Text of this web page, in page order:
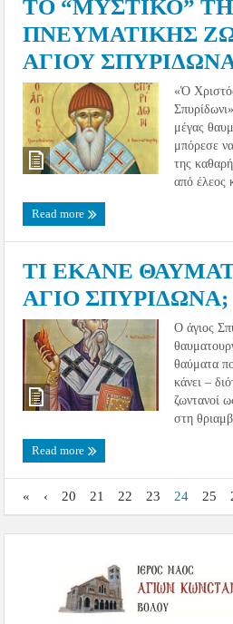
ΤΟ “ΜΥΣΤΙΚΟ”
ΠΝΕΥΜΑΤΙΚΗΣ
ΑΓΙΟΥ
«Ὁ
μέγας
μπόρεσε
της
από έλεος
Read more
ΤΙ ΕΚΑΝΕ
ΑΓΙΟ ΣΠΥΡΙΔΩΝΑ;
Ο άγιος
θαύματα
κάνει –
ζωντανοί
στη
Read more
« ‹ 20 21 22 23 24 25